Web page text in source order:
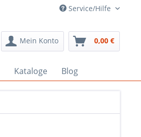
Service/Hilfe
Mein Konto 0,00 €
Kataloge Blog